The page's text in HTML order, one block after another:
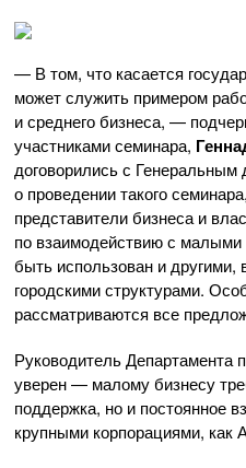
— В том, что касается
может служить примером
и среднего бизнеса, —
участниками семинара,
договорились с
о проведении такого
представители бизнеса и
по взаимодействию с
быть использован и
городскими структурами.
рассматриваются все
Руководитель Департамента
уверен — малому бизнесу
поддержка, но и постоянное
крупными корпорациями,